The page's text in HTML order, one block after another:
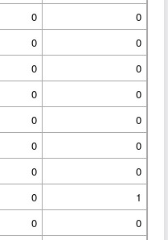
0
0
0
0
0
0
0
0
0
0
0
0
0
0
0
1
0
0